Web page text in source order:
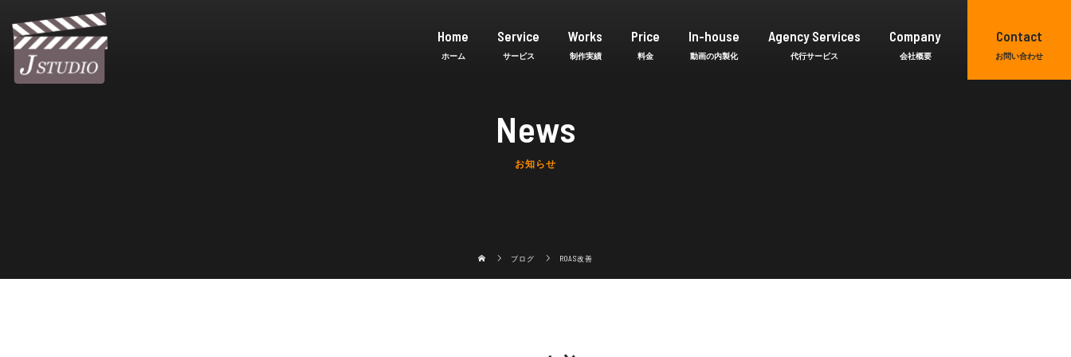
Home Service Works Price In-house Agency Services Company Contact
News
お知らせ
ブログ ROAS改善